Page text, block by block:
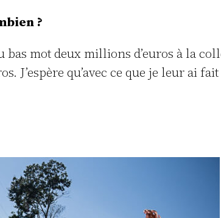
?
mot deux millions d’euros à la
J’espère qu’avec ce que je leur ai